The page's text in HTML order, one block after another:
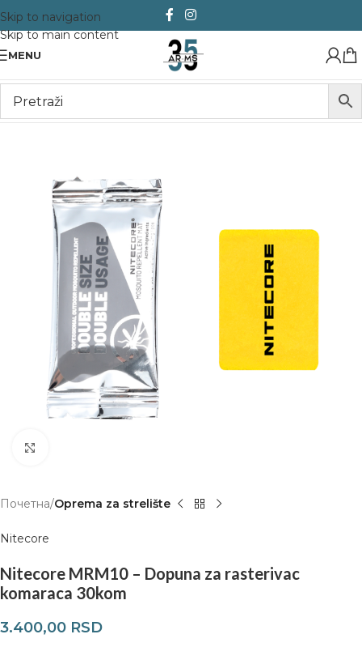
Skip to navigation
Skip to main content
MENU
Почетна Oprema za strelište
Nitecore
Nitecore MRM10 – Dopuna za rasterivac
komaraca 30kom
3.400,00 RSD